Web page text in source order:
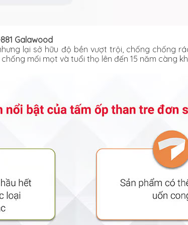
Galawood
lại sở hữu độ bền vượt trội, chống chống
mối mọt và tuổi thọ lên đến 15 năm càng